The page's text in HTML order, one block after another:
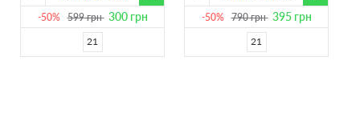
-50% 599грн 300грн
21
-50% 790грн 395грн
21